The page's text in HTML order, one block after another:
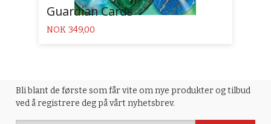
Guardian Cards
Pris
NOK 349,00
Bli blant de første som får vite om nye produkter og tilbud
ved å registrere deg på vårt nyhetsbrev.